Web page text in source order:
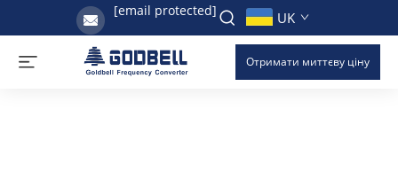
[email protected] UK
Отримати миттєву ціну